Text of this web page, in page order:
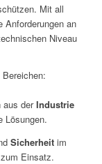
Mit all
Anforderungen an
Niveau
aus derIndustrie
Lösungen.
Sicherheitim
Einsatz.